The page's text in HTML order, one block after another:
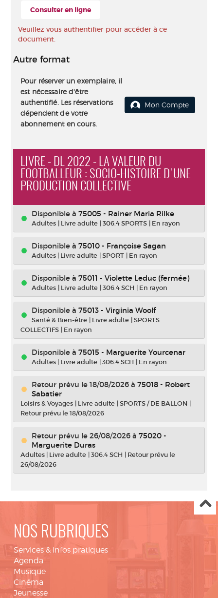
Consulter en ligne
Veuillez vous authentifier pour accéder à ce
document.
Autre format
Pour réserver un exemplaire, il
est nécessaire d'être
authentifié. Les réservations
dépendent de votre
abonnement en cours.
Mon Compte
LIVRE - DL 2022 - LA VALEUR DU
FOOTBALLEUR : SOCIO-HISTOIRE D'UNE
PRODUCTION COLLECTIVE
Disponible à 75005 - Rainer Maria Rilke
Adultes | Livre adulte |306.4 SPORTS | En rayon
Disponible à 75010 - Françoise Sagan
Adultes | Livre adulte |SPORT | En rayon
Disponible à 75011 - Violette Leduc (fermée)
Adultes | Livre adulte |306.4 SCH | En rayon
Disponible à 75013 - Virginia Woolf
Santé & Bien-être | Livre adulte |SPORTS
COLLECTIFS | En rayon
Disponible à 75015 - Marguerite Yourcenar
Adultes | Livre adulte |306.4 SCH | En rayon
Retour prévu le 18/08/2026 à 75018 - Robert
Sabatier
Loisirs & Voyages | Livre adulte |SPORTS / DE BALLON |
Retour prévu le 18/08/2026
Retour prévu le 26/08/2026 à 75020 -
Marguerite Duras
Adultes | Livre adulte |306.4 SCH | Retour prévu le
26/08/2026
NOS RUBRIQUES
Services & infos pratiques
Agenda
Musique
Cinéma
Jeunesse